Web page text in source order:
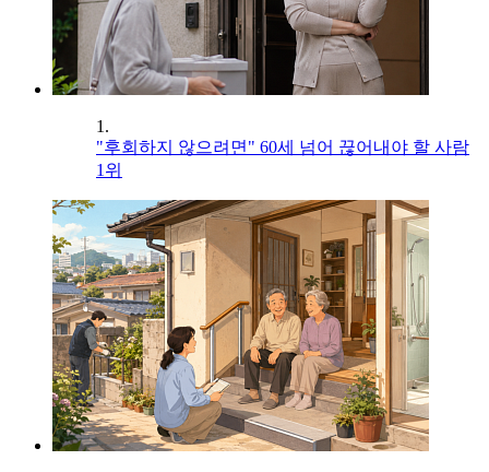
1.
"후회하지 않으려면" 60세 넘어 끊어내야 할 사람
1위